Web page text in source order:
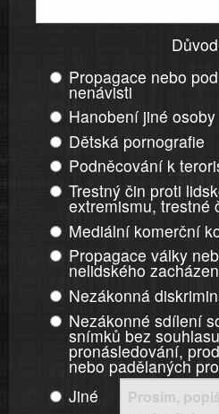
Propagace nebo
nenávisti
Hanobení jiné osoby
Dětská pornografie
Podněcování k
Trestný čin proti
extremismu, trestné
Mediální komerční
Propagace války
nelidského
Nezákonná
Nezákonné sdílení
snímků bez
pronásledování,
nebo padělaných
Jiné